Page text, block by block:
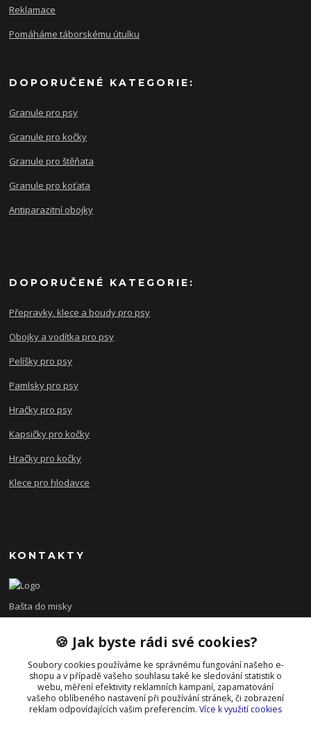
Reklamace
Pomáháme táborskému útulku
DOPORUČENÉ KATEGORIE:
Granule pro psy
Granule pro kočky
Granule pro štěňata
Granule pro koťata
Antiparazitní obojky
DOPORUČENÉ KATEGORIE:
Přepravky. klece a boudy pro psy
Obojky a vodítka pro psy
Pelíšky pro psy
Pamlsky pro psy
Hračky pro psy
Kapsičky pro kočky
Hračky pro kočky
Klece pro hlodavce
KONTAKTY
Bašta do misky
+420 608 479 610
po - pá 8:00 - 15:00
info@bastadomisky.cz
🍪 Jak byste rádi své cookies?
Soubory cookies používáme ke správnému fungování našeho e-
shopu a v případě vašeho souhlasu také ke sledování statistik o
webu, měření efektivity reklamních kampaní, zapamatování
vašeho oblíbeného nastavení při používání stránek, či zobrazení
reklam odpovídajících vašim preferencím. Více k využití cookies